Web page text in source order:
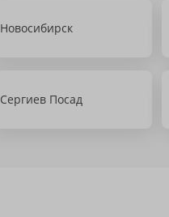
Новосибирск
Сергиев Посад